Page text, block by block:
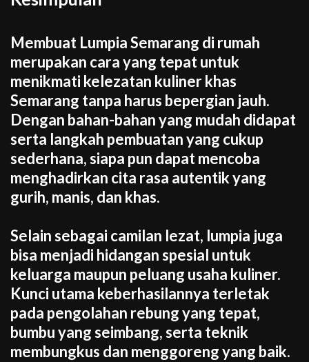
Membuat Lumpia Semarang di rumah
merupakan cara yang tepat untuk
menikmati kelezatan kuliner khas
Semarang tanpa harus bepergian jauh.
Dengan bahan-bahan yang mudah didapat
serta langkah pembuatan yang cukup
sederhana, siapa pun dapat mencoba
menghadirkan cita rasa autentik yang
gurih, manis, dan khas.
Selain sebagai camilan lezat, lumpia juga
bisa menjadi hidangan spesial untuk
keluarga maupun peluang usaha kuliner.
Kunci utama keberhasilannya terletak
pada pengolahan rebung yang tepat,
bumbu yang seimbang, serta teknik
membungkus dan menggoreng yang baik.